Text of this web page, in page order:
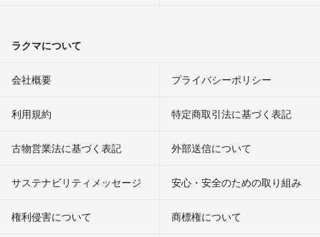
ラクマについて
会社概要 プライバシーポリシー
利用規約 特定商取引法に基づく表記
古物営業法に基づく表記 外部送信について
サステナビリティメッセージ 安心・安全のための取り組み
権利侵害について
商標権について